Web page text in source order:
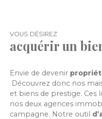
VOUS DÉSIREZ
acquérir un
Envie de devenir
Découvrez donc nos
et biens de prestige.
nos deux agences
campagne. Notre outil